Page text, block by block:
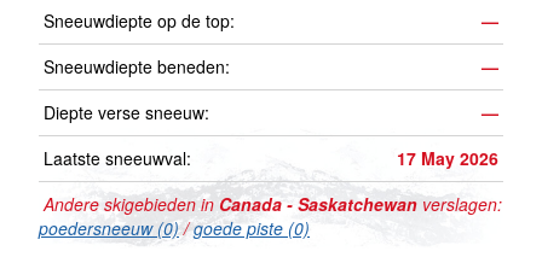
Sneeuwdiepte op de top:
—
Sneeuwdiepte beneden:
—
Diepte verse sneeuw:
—
Laatste sneeuwval:
17 May 2026
Andere skigebieden in Canada - Saskatchewan verslagen:
poedersneeuw (0)/goede piste (0)